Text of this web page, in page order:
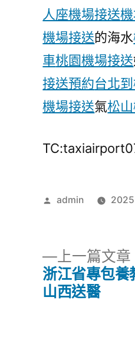
人座機場接送
機場接送的海水
車桃園機場接送
接送預約台北
機場接送氣松
作
admin 2025
上一篇文章
浙江省專包養
山西送醫